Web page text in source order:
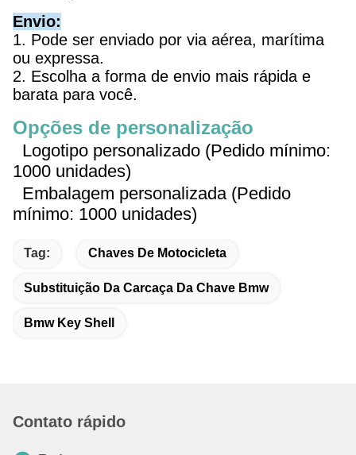
Envio:
1. Pode ser enviado por via aérea, marítima
ou expressa.
2. Escolha a forma de envio mais rápida e
barata para você.
Opções de personalização
Logotipo personalizado (Pedido mínimo:
1000 unidades)
Embalagem personalizada (Pedido
mínimo: 1000 unidades)
Tag: Chaves De Motocicleta
Substituição Da Carcaça Da Chave Bmw
Bmw Key Shell
Contato rápido